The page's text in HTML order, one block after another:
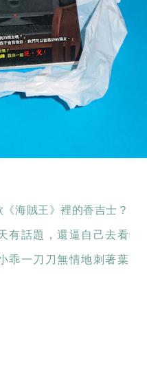
《海賊王》裡的香吉士？
有話題，還逼自己去看
乖一刀刀無情地刺著葉